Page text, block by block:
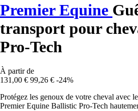
Premier Equine
transport pour
Pro-Tech
À partir de
131,00 € 99,26 € -24%
Protégez les genoux de votre cheval avec
Premier Equine Ballistic Pro-Tech